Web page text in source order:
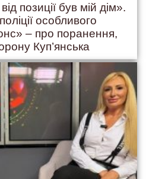
позиції був мій дім».
особливого
– про поранення,
Куп’янська